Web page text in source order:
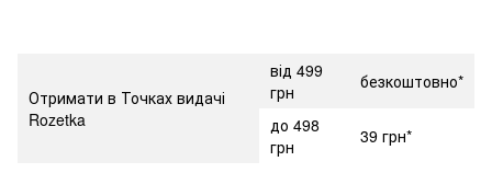
Отримати в Точках видачі
Rozetka
від 499
грн
безкоштовно*
до 498
грн
39 грн*